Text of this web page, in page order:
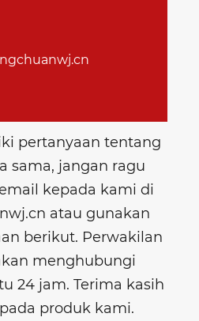
pertanyaan tentang
sama, jangan ragu
kepada kami di
atau gunakan
berikut. Perwakilan
menghubungi
24 jam. Terima kasih
produk kami.